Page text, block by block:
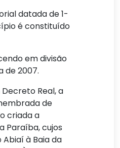
datada de 1-
é constituído
em divisão
de 2007.
Decreto Real, a
de
criada a
Paraíba, cujos
à Baia da